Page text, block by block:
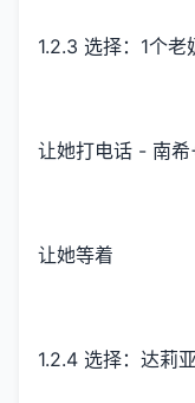
1.2.3 选择：1个
让她打电话 - 南希
让她等着
1.2.4 选择：达莉